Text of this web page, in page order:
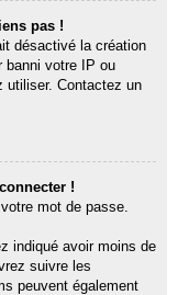
pas !
désactivé la création
banni votre IP ou
utiliser. Contactez un
!
mot de passe.
indiqué avoir moins de
suivre les
peuvent également